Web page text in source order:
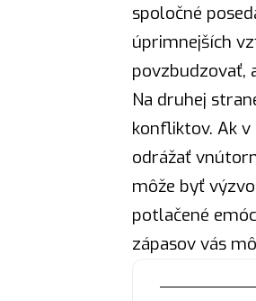
spoločné
úprimnejších
povzbudzovať,
Na druhej
konfliktov. Ak
odrážať
môže byť
potlačené
zápasov vás